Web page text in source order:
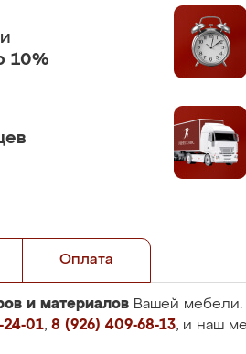
10%
Оплата
и материалов Вашей мебели.
24-01, 8 (926) 409-68-13, и наш